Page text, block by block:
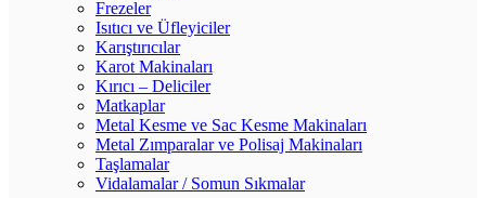
Frezeler
Isıtıcı ve Üfleyiciler
Karıştırıcılar
Karot Makinaları
Kırıcı – Deliciler
Matkaplar
Metal Kesme ve Sac Kesme Makinaları
Metal Zımparalar ve Polisaj Makinaları
Taşlamalar
Vidalamalar / Somun Sıkmalar